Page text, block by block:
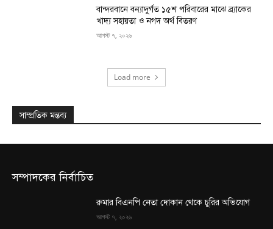
বান্দরবানে বন্যাদুর্গত ১৫শ পরিবারের মাঝে ব্র্যাকের
খাদ্য সহায়তা ও নগদ অর্থ বিতরণ
আগস্ট ৭, ২০২৬
Load more
সাম্প্রতিক মন্তব্য
সম্পাদকের নির্বাচিত
রুমার বিএনপি নেতা দোকান থেকে চুরির অভিযোগ
আগস্ট ৭, ২০২৬